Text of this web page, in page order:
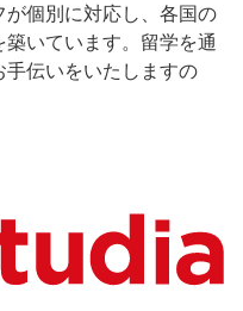
個別に対応し、各国の
いています。留学を通
手伝いをいたしますの